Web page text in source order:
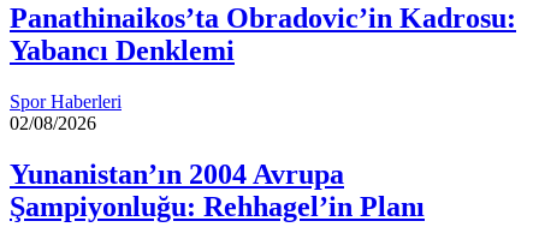
Panathinaikos’ta Obradovic’in Kadrosu:
Yabancı Denklemi
Spor Haberleri
02/08/2026
Yunanistan’ın 2004 Avrupa
Şampiyonluğu: Rehhagel’in Planı